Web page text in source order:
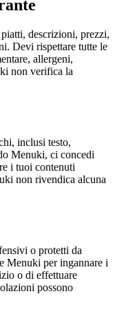
descrizioni, prezzi,
Devi rispettare tutte le
allergeni,
non verifica la
inclusi testo,
Menuki, ci concedi
i tuoi contenuti
non rivendica alcuna
o protetti da
Menuki per ingannare i
o di effettuare
possono